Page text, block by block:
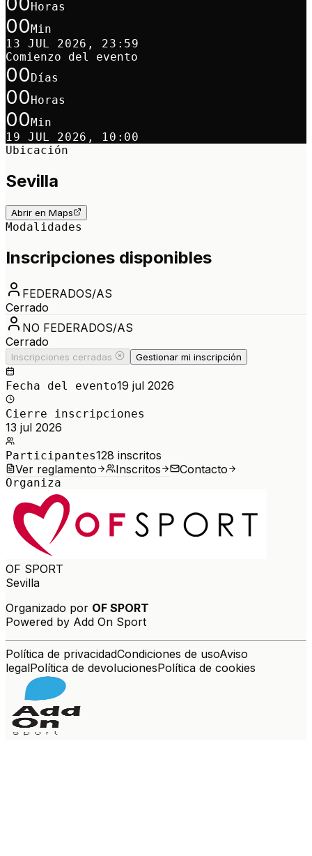
Horas
00Min
13 JUL 2026, 23:59
Comienzo del evento
00Días
00Horas
00Min
19 JUL 2026, 10:00
Ubicación
Sevilla
Abrir en Maps
Modalidades
Inscripciones disponibles
FEDERADOS/AS
Cerrado
NO FEDERADOS/AS
Cerrado
Inscripciones cerradas Gestionar mi inscripción
Fecha del evento19 jul 2026
Cierre inscripciones
13 jul 2026
Participantes128 inscritos
Ver reglamento
Inscritos Contacto
Organiza
OF SPORT
Sevilla
Organizado por OF SPORT
Powered by Add On Sport
Política de privacidadCondiciones de usoAviso
legalPolítica de devolucionesPolítica de cookies